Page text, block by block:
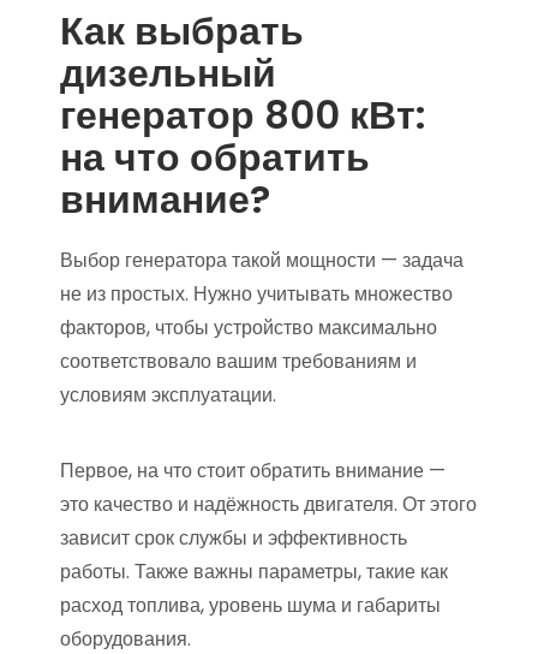
Как выбрать
дизельный
генератор 800 кВт:
на что обратить
внимание?
Выбор генератора такой мощности — задача
не из простых. Нужно учитывать множество
факторов, чтобы устройство максимально
соответствовало вашим требованиям и
условиям эксплуатации.
Первое, на что стоит обратить внимание —
это качество и надёжность двигателя. От этого
зависит срок службы и эффективность
работы. Также важны параметры, такие как
расход топлива, уровень шума и габариты
оборудования.